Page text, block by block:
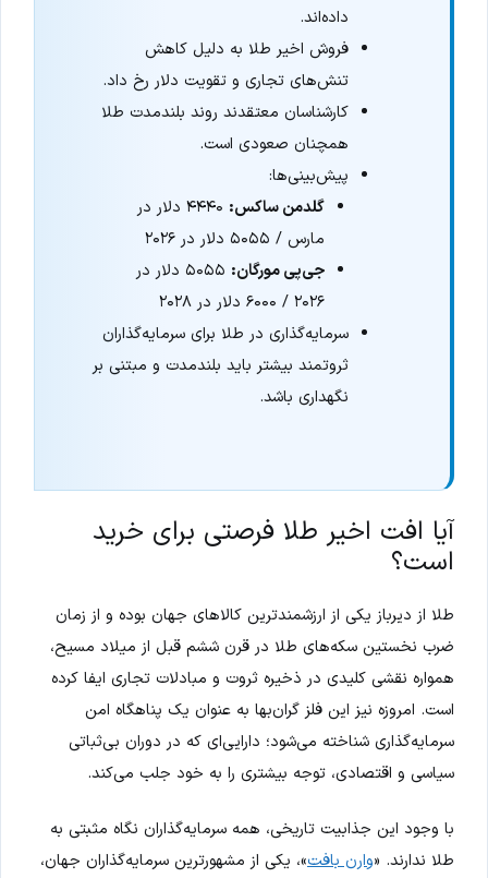
داده‌اند.
فروش اخیر طلا به دلیل کاهش
تنش‌های تجاری و تقویت دلار رخ داد.
کارشناسان معتقدند روند بلندمدت طلا
همچنان صعودی است.
پیش‌بینی‌ها:
گلدمن ساکس:
۴۴۴۰ دلار در
مارس / ۵۰۵۵ دلار در ۲۰۲۶
جی‌پی مورگان:
۵۰۵۵ دلار در
۲۰۲۶ / ۶۰۰۰ دلار در ۲۰۲۸
سرمایه‌گذاری در طلا برای سرمایه‌گذاران
ثروتمند بیشتر باید بلندمدت و مبتنی بر
نگهداری باشد.
آیا افت اخیر طلا فرصتی برای خرید
است؟
طلا از دیرباز یکی از ارزشمندترین کالاهای جهان بوده و از زمان
ضرب نخستین سکه‌های طلا در قرن ششم قبل از میلاد مسیح،
همواره نقشی کلیدی در ذخیره ثروت و مبادلات تجاری ایفا کرده
است. امروزه نیز این فلز گران‌بها به عنوان یک پناهگاه امن
سرمایه‌گذاری شناخته می‌شود؛ دارایی‌ای که در دوران بی‌ثباتی
سیاسی و اقتصادی، توجه بیشتری را به خود جلب می‌کند.
با وجود این جذابیت تاریخی، همه سرمایه‌گذاران نگاه مثبتی به
طلا ندارند. «وارن بافت»، یکی از مشهورترین سرمایه‌گذاران جهان،